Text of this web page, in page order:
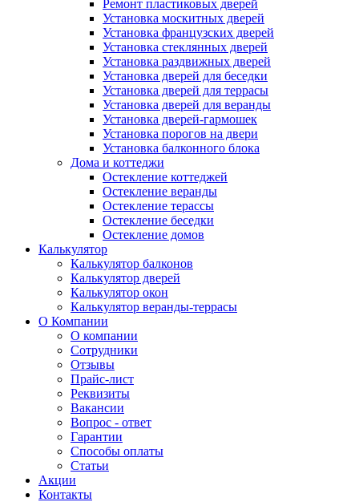
Ремонт пластиковых дверей
Установка москитных дверей
Установка французских дверей
Установка стеклянных дверей
Установка раздвижных дверей
Установка дверей для беседки
Установка дверей для террасы
Установка дверей для веранды
Установка дверей-гармошек
Установка порогов на двери
Установка балконного блока
Дома и коттеджи
Остекление коттеджей
Остекление веранды
Остекление терассы
Остекление беседки
Остекление домов
Калькулятор
Калькулятор балконов
Калькулятор дверей
Калькулятор окон
Калькулятор веранды-террасы
О Компании
О компании
Сотрудники
Отзывы
Прайс-лист
Реквизиты
Вакансии
Вопрос - ответ
Гарантии
Способы оплаты
Статьи
Акции
Контакты